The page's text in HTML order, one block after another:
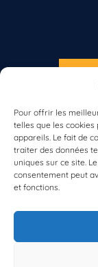
Pour offrir les
telles que les
appareils. Le fait de
traiter des données
uniques sur ce site.
consentement peut
et fonctions.